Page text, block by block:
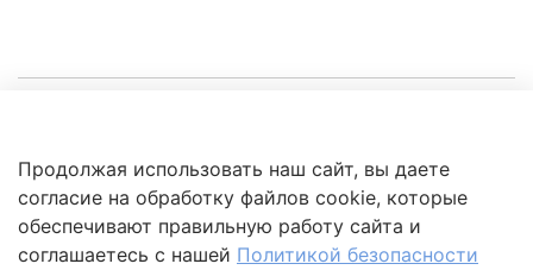
Клиентам
Это интересно
Продолжая использовать наш сайт, вы даете
согласие на обработку файлов cookie, которые
обеспечивают правильную работу сайта и
соглашаетесь с нашей Политикой безопасности
обработки